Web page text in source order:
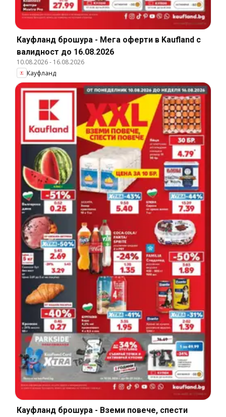
Кауфланд брошура - Мега оферти в Kaufland с
валидност до 16.08.2026
10.08.2026- 16.08.2026
Кауфланд
Кауфланд брошура - Вземи повече, спести